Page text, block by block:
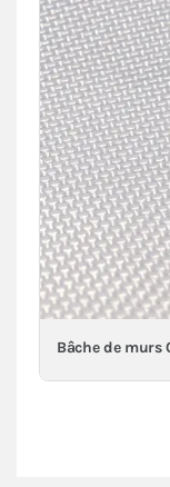
Bâche de murs